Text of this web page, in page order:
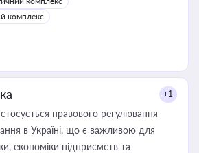
комплекс
+1
правового регулювання
в Україні, що є важливою для
економіки підприємств та